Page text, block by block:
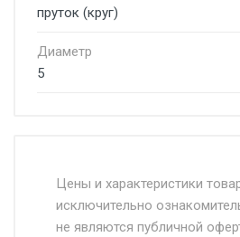
пруток (круг)
Диаметр
5
Москве и Московской
Доставка
Цены и характеристики
исключительно
не являются публичной